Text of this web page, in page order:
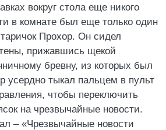
вокруг стола еще никого
в комнате был еще только один
Прохор. Он сидел
прижавшись щекой
бревну, из которых был
усердно тыкал пальцем в пульт
чтобы переключить
на чрезвычайные новости.
– «Чрезвычайные новости